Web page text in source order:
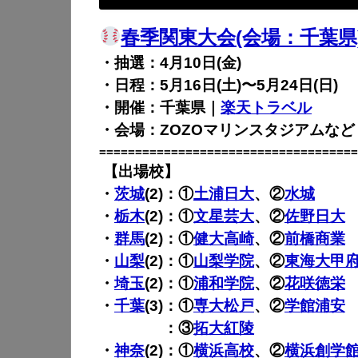
春季関東大会(会場：千葉
・抽選：4月10日(金)
・日程：5月16日(土)〜5月24日(日)
・開催：千葉県｜ 楽天トラベル
・会場：ZOZOマリンスタジアムなど
【出場校】
・ 茨城(2)：①土浦日大、②水城
・ 栃木(2)：①文星芸大、②佐野日大
・ 群馬(2)：①健大高崎、②前橋商業
・ 山梨(2)：①山梨学院、②東海大甲
・埼玉(2)：①浦和学院、②花咲徳栄
・ 千葉(3)：①専大松戸、②学館浦安
：③拓大紅陵
・神奈(2)：①横浜高校、②横浜創学